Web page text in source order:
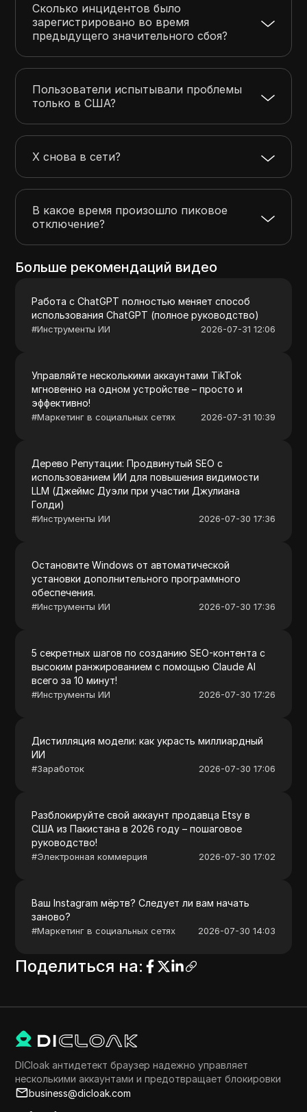
Сколько инцидентов было
зарегистрировано во время
предыдущего значительного сбоя?
Пользователи испытывали проблемы
только в США?
X снова в сети?
В какое время произошло пиковое
отключение?
Больше рекомендаций видео
Работа с ChatGPT полностью меняет способ
использования ChatGPT (полное руководство)
#Инструменты ИИ 2026-07-31 12:06
Управляйте несколькими аккаунтами TikTok
мгновенно на одном устройстве – просто и
эффективно!
#Маркетинг в социальных сетях 2026-07-31 10:39
Дерево Репутации: Продвинутый SEO с
использованием ИИ для повышения видимости
LLM (Джеймс Дуэли при участии Джулиана
Голди)
#Инструменты ИИ 2026-07-30 17:36
Остановите Windows от автоматической
установки дополнительного программного
обеспечения.
#Инструменты ИИ 2026-07-30 17:36
5 секретных шагов по созданию SEO-контента с
высоким ранжированием с помощью Claude AI
всего за 10 минут!
#Инструменты ИИ 2026-07-30 17:26
Дистилляция модели: как украсть миллиардный
ИИ
#Заработок 2026-07-30 17:06
Разблокируйте свой аккаунт продавца Etsy в
США из Пакистана в 2026 году – пошаговое
руководство!
#Электронная коммерция 2026-07-30 17:02
Ваш Instagram мёртв? Следует ли вам начать
заново?
#Маркетинг в социальных сетях 2026-07-30 14:03
Поделиться на:
DICloak антидетект браузер надежно управляет
несколькими аккаунтами и предотвращает блокировки
business@dicloak.com